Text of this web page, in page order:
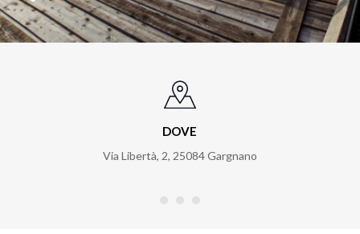
DOVE
Via Libertà, 2, 25084 Gargnano